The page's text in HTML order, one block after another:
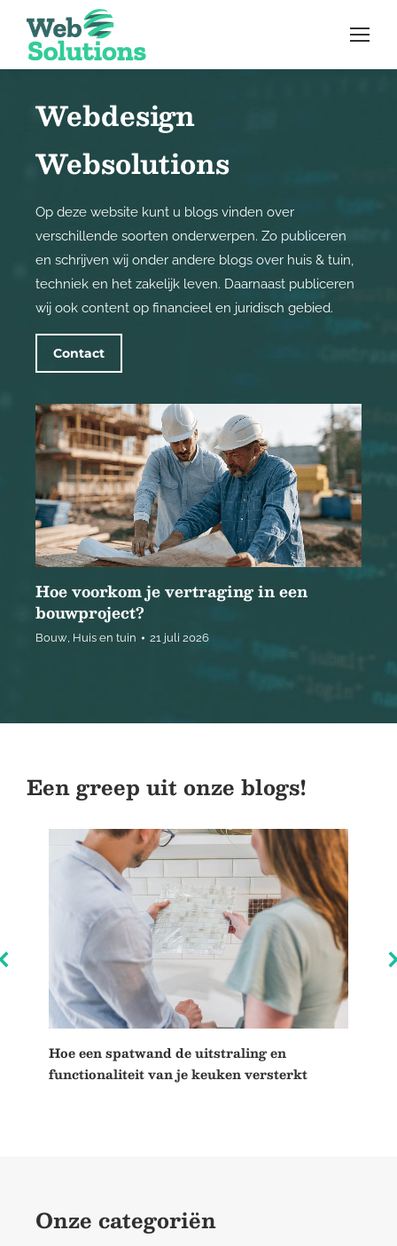
Webdesign
Websolutions
Op deze website kunt u blogs vinden over
verschillende soorten onderwerpen. Zo publiceren
en schrijven wij onder andere blogs over huis & tuin,
techniek en het zakelijk leven. Daarnaast publiceren
wij ook content op financieel en juridisch gebied.
Contact
Hoe voorkom je vertraging in een
bouwproject?
Bouw, Huis en tuin 21 juli 2026
Een greep uit onze blogs!
Hoe een spatwand de uitstraling en
functionaliteit van je keuken versterkt
Onze categoriën